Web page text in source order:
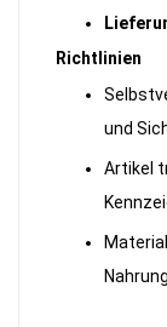
Richtlinien
und
Artikel